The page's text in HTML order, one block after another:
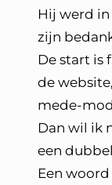
Hij werd
zijn
De start is
de
mede-
Dan wil ik
een
Een